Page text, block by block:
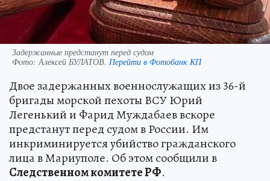
Задержанные предстанут перед судом
Фото: Алексей БУЛАТОВ. Перейти в Фотобанк КП
Двое задержанных военнослужащих из 36-й
бригады морской пехоты ВСУ Юрий
Легенький и Фарид Муждабаев вскоре
предстанут перед судом в России. Им
инкриминируется убийство гражданского
лица в Мариуполе. Об этом сообщили в
Следственном комитете РФ.